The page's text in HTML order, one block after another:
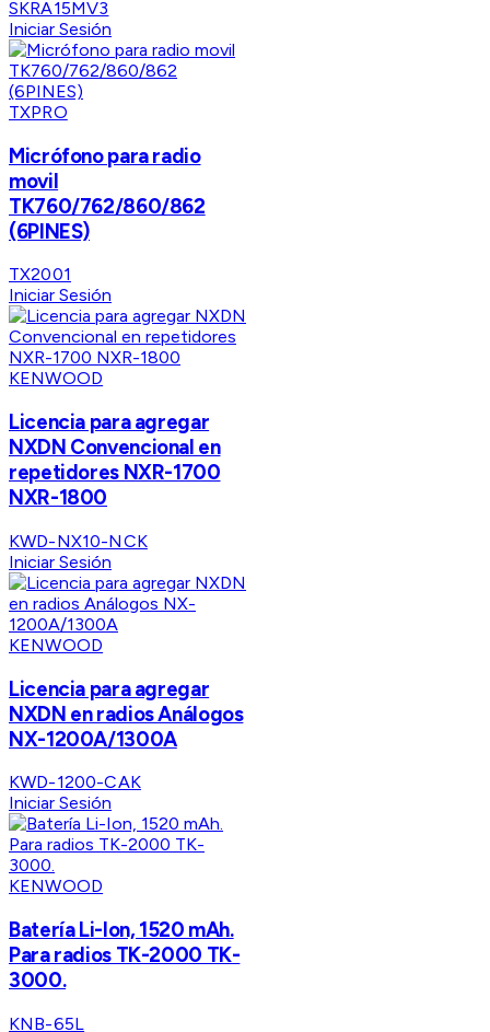
SKRA15MV3
Iniciar Sesión
TXPRO
Micrófono para radio
movil
TK760/762/860/862
(6PINES)
TX2001
Iniciar Sesión
KENWOOD
Licencia para agregar
NXDN Convencional en
repetidores NXR-1700
NXR-1800
KWD-NX10-NCK
Iniciar Sesión
KENWOOD
Licencia para agregar
NXDN en radios Análogos
NX-1200A/1300A
KWD-1200-CAK
Iniciar Sesión
KENWOOD
Batería Li-Ion, 1520 mAh.
Para radios TK-2000 TK-
3000.
KNB-65L